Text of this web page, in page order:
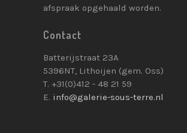
afspraak opgehaald worden.
Contact
Batterijstraat 23A
5396NT, Lithoijen (gem. Oss)
T. +31(0)412 - 48 21 59
E. info@galerie-sous-terre.nl